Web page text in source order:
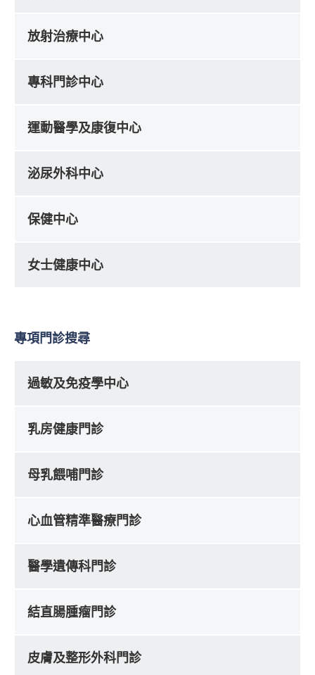
放射治療中心
專科門診中心
運動醫學及康復中心
泌尿外科中心
保健中心
女士健康中心
專項門診搜尋
過敏及免疫學中心
乳房健康門診
母乳餵哺門診
心血管精準醫療門診
醫學遺傳科門診
結直腸腫瘤門診
皮膚及整形外科門診